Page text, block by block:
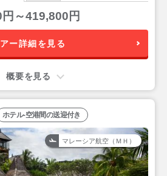
～419,800円
ー詳細を見る
概要を見る
マレーシア航空（ＭＨ）
ホテル-空港間の送迎付き